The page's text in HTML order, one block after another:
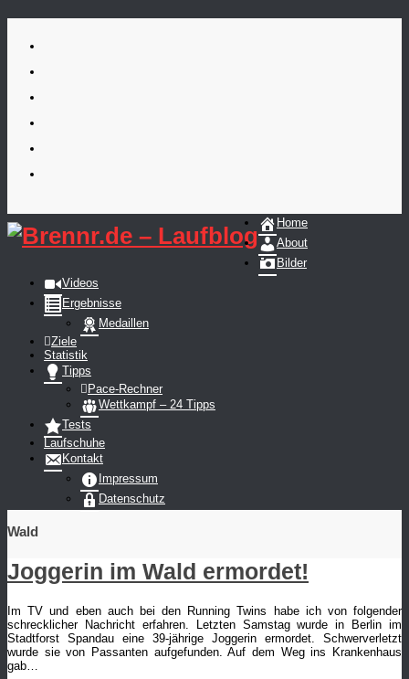
content
Home
About
Bilder
Videos
Ergebnisse
Medaillen
Ziele
Statistik
Tipps
Pace-Rechner
Wettkampf – 24 Tipps
Tests
Laufschuhe
Kontakt
Impressum
Datenschutz
Wald
Joggerin im Wald ermordet!
Im TV und eben auch bei den Running Twins habe ich von folgender
schrecklicher Nachricht erfahren. Letzten Samstag wurde in Berlin im
Stadtforst Spandau eine 39-jährige Joggerin ermordet. Schwerverletzt
wurde sie von Passanten aufgefunden. Auf dem Weg ins Krankenhaus
gab…